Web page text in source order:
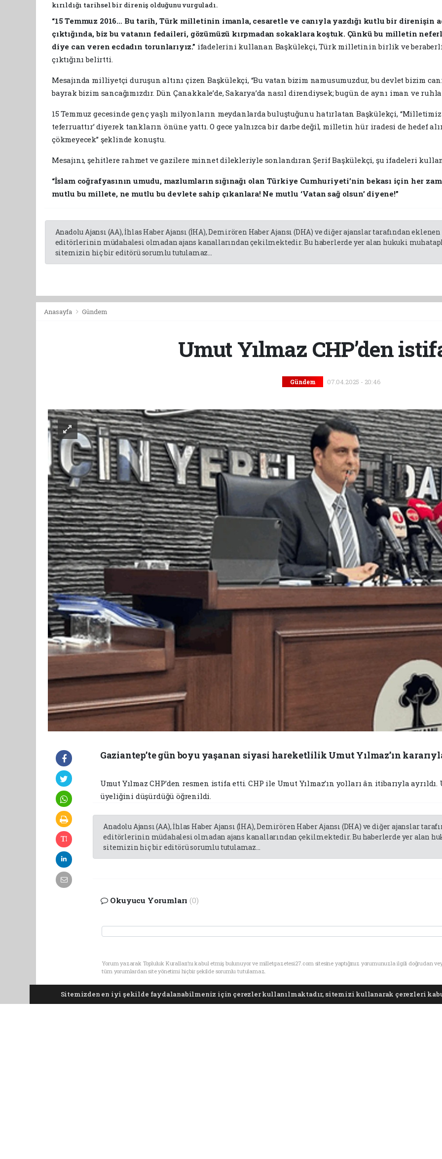
kırıldığı tarihsel bir direniş olduğunu vurguladı.
“15 Temmuz 2016… Bu tarih, Türk milletinin imanla, cesaretle ve canıyla yazdığı kutlu bir direnişin
çıktığında, biz bu vatanın fedaileri, gözümüzü kırpmadan sokaklara koştuk. Çünkü bu milletin
diye can veren ecdadın torunlarıyız.” ifadelerini kullanan Başkülekçi, Türk milletinin birlik ve
çıktığını belirtti.
Mesajında milliyetçi duruşun altını çizen Başkülekçi, “Bu vatan bizim namusumuzdur, bu devlet bizim
bayrak bizim sancağımızdır. Dün Çanakkale’de, Sakarya’da nasıl direndiysek; bugün de aynı iman ve
15 Temmuz gecesinde genç yaşlı milyonların meydanlarda buluştuğunu hatırlatan Başkülekçi,
teferruattır’ diyerek tankların önüne yattı. O gece yalnızca bir darbe değil, milletin hür iradesi de hedef
çökmeyecek” şeklinde konuştu.
Mesajını, şehitlere rahmet ve gazilere minnet dilekleriyle sonlandıran Şerif Başkülekçi, şu ifadeleri
“İslam coğrafyasının umudu, mazlumların sığınağı olan Türkiye Cumhuriyeti’nin bekası için her
mutlu bu millete, ne mutlu bu devlete sahip çıkanlara! Ne mutlu ‘Vatan sağ olsun’ diyene!”
Anadolu Ajansı (AA), İhlas Haber Ajansı (İHA), Demirören Haber Ajansı (DHA) ve diğer ajanslar tarafından
editörlerinin müdahalesi olmadan ajans kanallarından çekilmektedir. Bu haberlerde yer alan hukuki
sitemizin hiç bir editörü sorumlu tutulamaz...
Anasayfa Gündem
Umut Yılmaz CHP’den
Gündem 07.04.2025 - 20:46
Gaziantep’te gün boyu yaşanan siyasi hareketlilik Umut Yılmaz’ın
Umut Yılmaz CHP’den resmen istifa etti. CHP ile Umut Yılmaz’ın yolları ân itibarıyla ayrıldı.
üyeliğini düşürdüğü öğrenildi.
Anadolu Ajansı (AA), İhlas Haber Ajansı (İHA), Demirören Haber Ajansı (DHA) ve diğer ajanslar
editörlerinin müdahalesi olmadan ajans kanallarından çekilmektedir. Bu haberlerde yer alan
sitemizin hiç bir editörü sorumlu tutulamaz...
Okuyucu Yorumları (0)
Yorum yazarak Topluluk Kuralları’nı kabul etmiş bulunuyor ve milletgazetesi27.com sitesine yaptığınız yorumunuzla ilgili doğrudan
tüm yorumlardan site yönetimi hiçbir şekilde sorumlu tutulamaz.
Sitemizden en iyi şekilde faydalanabilmeniz için çerezler kullanılmaktadır, sitemizi kullanarak çerezleri